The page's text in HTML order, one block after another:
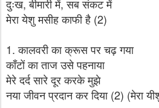
दुःख, बीमारी में, सब संकट में
मेरा येशु मसीह काफी है (2)
1. कालवरी का क्रूस पर चढ़ गया
काँटों का ताज उसे पहनाया
मेरे दर्द सारे दूर करके मुझे
नया जीवन प्रदान कर दिया (2) (मेरा